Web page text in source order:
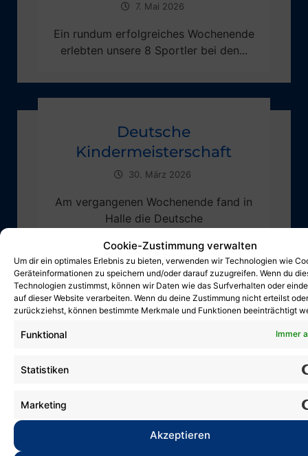
Cookie-Zustimmung verwalten
Um dir ein optimales Erlebnis zu bieten, verwenden wir Technologien wie
Geräteinformationen zu speichern und/oder darauf zuzugreifen. Wenn du
Technologien zustimmst, können wir Daten wie das Surfverhalten oder
auf dieser Website verarbeiten. Wenn du deine Zustimmung nicht erteilst oder
zurückziehst, können bestimmte Merkmale und Funktionen beeinträchtigt
Funktional Immer
Statistiken
Marketing
Akzeptieren
7. Mai 2026
Ein rundum erfolgreiches Wochenende
erlebten unsere 8 Sportler bei den...
Deutsche
Kindermeisterschaft
30. März 2026
Am vergangenen Wochenende fand in
Halle die Deutsche
Wettkampfwochenende
in der Rohland-Matthes-
Zur Süddeutschen Meisterschaft traten
am vergangenen Wochenende 24
Vereine mit...